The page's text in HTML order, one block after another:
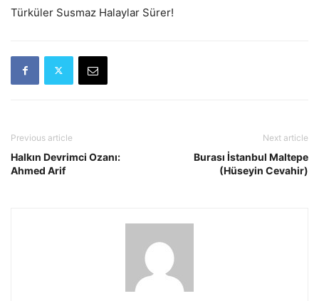
Türküler Susmaz Halaylar Sürer!
Previous article
Halkın Devrimci Ozanı:
Ahmed Arif
Next article
Burası İstanbul Maltepe
(Hüseyin Cevahir)